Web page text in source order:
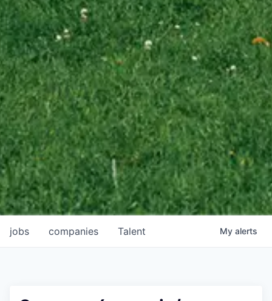
jobs companies Talent My alerts